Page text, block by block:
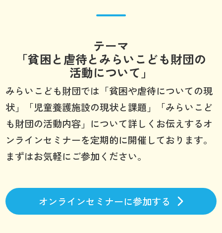
テーマ
「貧困と虐待とみらいこども財団の
活動について」
みらいこども財団では「貧困や虐待についての現
状」「児童養護施設の現状と課題」「みらいこど
も財団の活動内容」について詳しくお伝えするオ
ンラインセミナーを定期的に開催しております。
まずはお気軽にご参加ください。
オンラインセミナーに参加する